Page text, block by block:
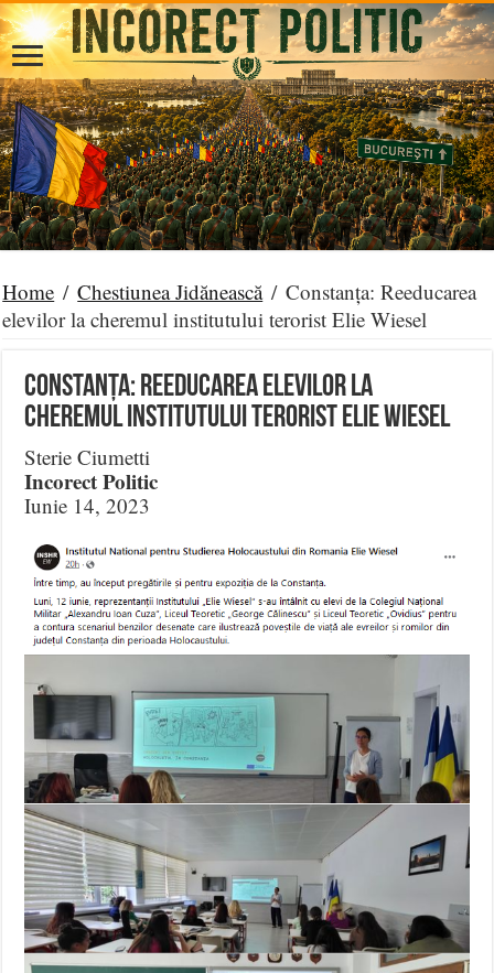
Home / Chestiunea Jidănească / Constanța: Reeducarea
elevilor la cheremul institutului terorist Elie Wiesel
Constanța: Reeducarea elevilor la
cheremul institutului terorist Elie Wiesel
Sterie Ciumetti
Incorect Politic
Iunie 14, 2023